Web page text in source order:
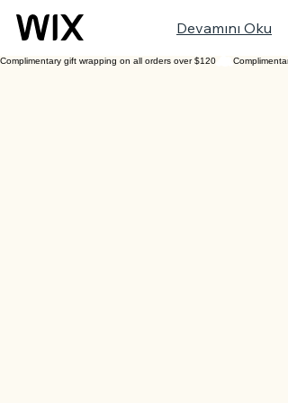
Devamını Oku